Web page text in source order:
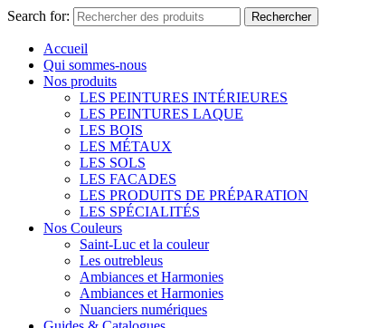
Search for: Rechercher
Accueil
Qui sommes-nous
Nos produits
LES PEINTURES INTÉRIEURES
LES PEINTURES LAQUE
LES BOIS
LES MÉTAUX
LES SOLS
LES FACADES
LES PRODUITS DE PRÉPARATION
LES SPÉCIALITÉS
Nos Couleurs
Saint-Luc et la couleur
Les outrebleus
Ambiances et Harmonies
Ambiances et Harmonies
Nuanciers numériques